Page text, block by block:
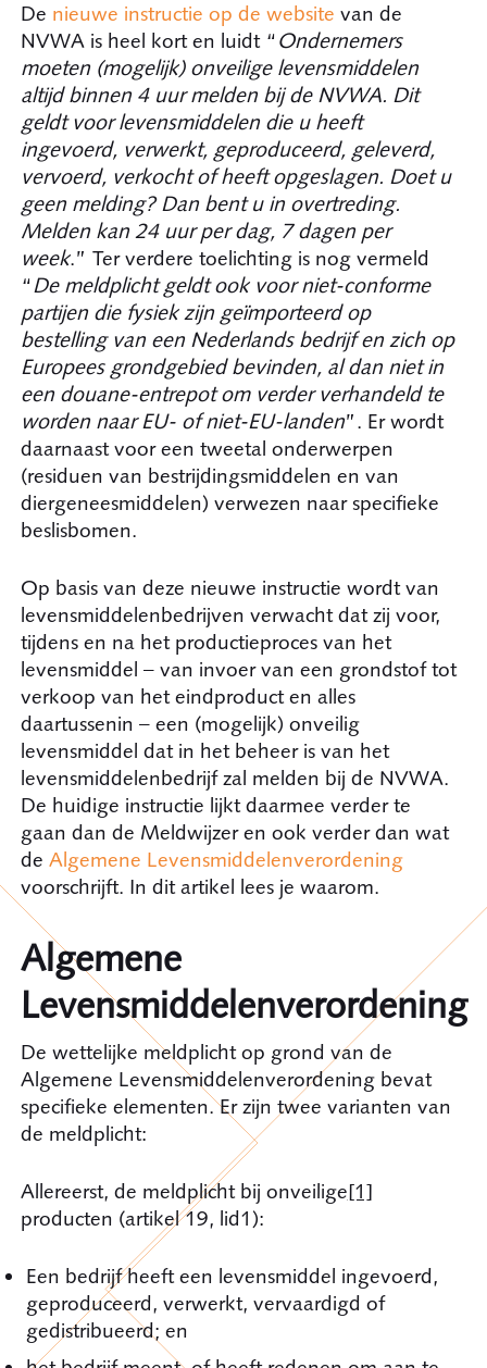
De nieuwe instructie op de website van de
NVWA is heel kort en luidt “Ondernemers
moeten (mogelijk) onveilige levensmiddelen
altijd binnen 4 uur melden bij de NVWA. Dit
geldt voor levensmiddelen die u heeft
ingevoerd, verwerkt, geproduceerd, geleverd,
vervoerd, verkocht of heeft opgeslagen. Doet u
geen melding? Dan bent u in overtreding.
Melden kan 24 uur per dag, 7 dagen per
week.” Ter verdere toelichting is nog vermeld
“De meldplicht geldt ook voor niet-conforme
partijen die fysiek zijn geïmporteerd op
bestelling van een Nederlands bedrijf en zich op
Europees grondgebied bevinden, al dan niet in
een douane-entrepot om verder verhandeld te
worden naar EU- of niet-EU-landen”. Er wordt
daarnaast voor een tweetal onderwerpen
(residuen van bestrijdingsmiddelen en van
diergeneesmiddelen) verwezen naar specifieke
beslisbomen.
Op basis van deze nieuwe instructie wordt van
levensmiddelenbedrijven verwacht dat zij voor,
tijdens en na het productieproces van het
levensmiddel – van invoer van een grondstof tot
verkoop van het eindproduct en alles
daartussenin – een (mogelijk) onveilig
levensmiddel dat in het beheer is van het
levensmiddelenbedrijf zal melden bij de NVWA.
De huidige instructie lijkt daarmee verder te
gaan dan de Meldwijzer en ook verder dan wat
de Algemene Levensmiddelenverordening
voorschrijft. In dit artikel lees je waarom.
Algemene
Levensmiddelenverordening
De wettelijke meldplicht op grond van de
Algemene Levensmiddelenverordening bevat
specifieke elementen. Er zijn twee varianten van
de meldplicht:
Allereerst, de meldplicht bij onveilige[1]
producten (artikel 19, lid1):
Een bedrijf heeft een levensmiddel ingevoerd,
geproduceerd, verwerkt, vervaardigd of
gedistribueerd; en